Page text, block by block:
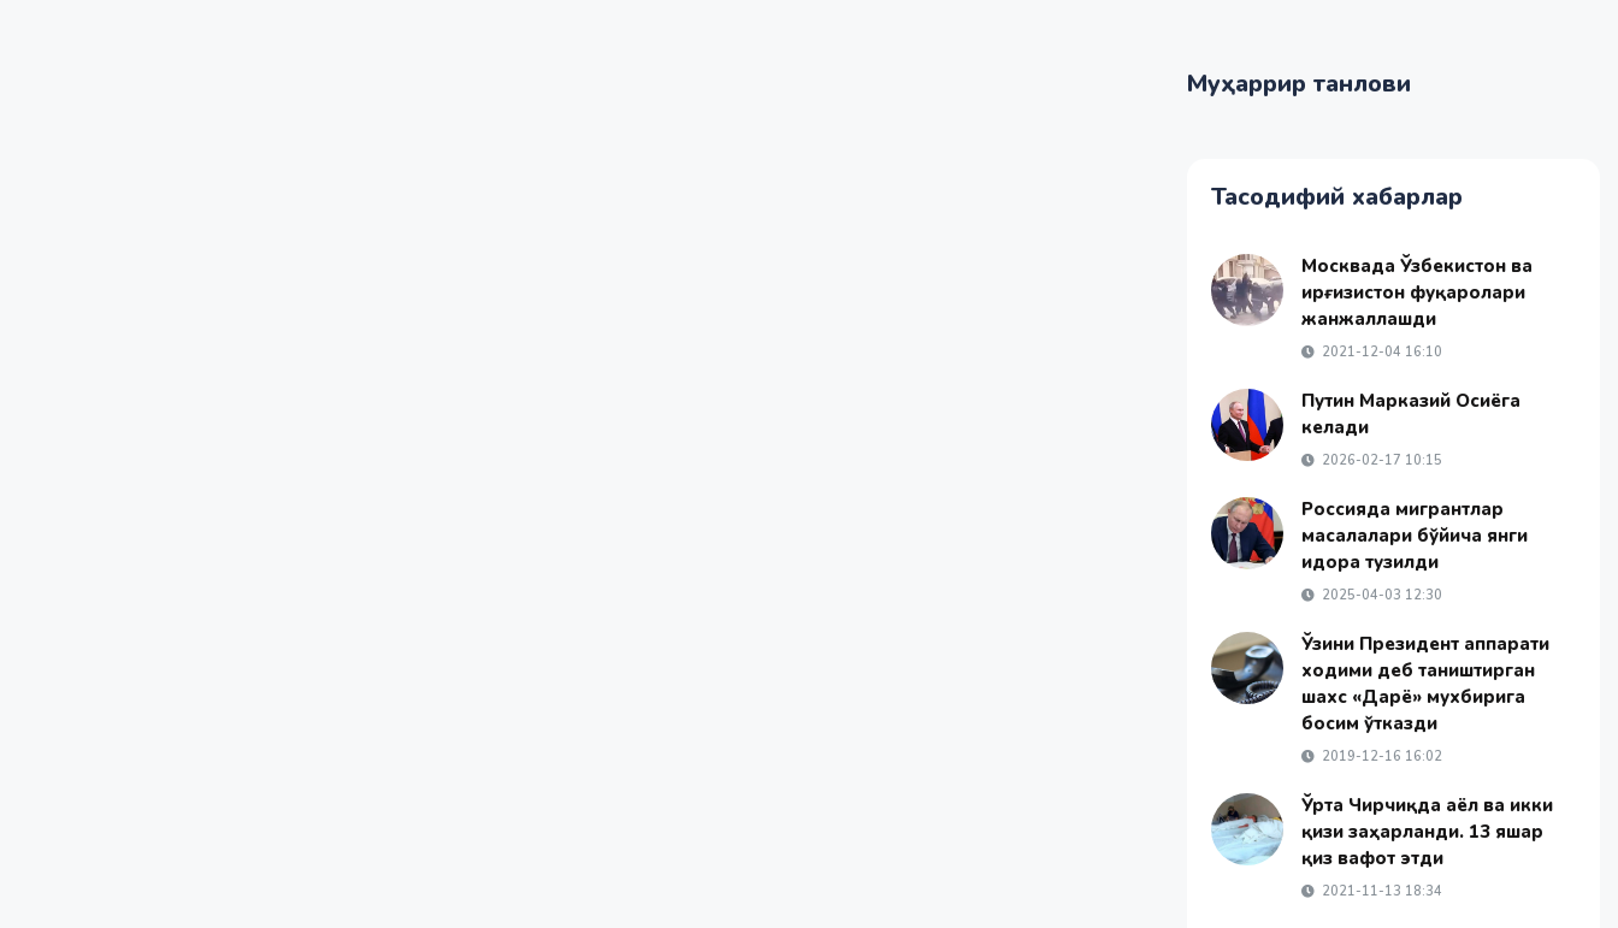
Муҳаррир танлови
Тасодифий хабарлар
Москвада Ўзбекистон ва
Қирғизистон фуқаролари
жанжаллашди
2021-12-04 16:10
Путин Марказий Осиёга
келади
2026-02-17 10:15
Россияда мигрантлар
масалалари бўйича янги
идора тузилди
2025-04-03 12:30
Ўзини Президент аппарати
ходими деб таништирган
шахс «Дарё» мухбирига
босим ўтказди
2019-12-16 16:02
Ўрта Чирчиқда аёл ва икки
қизи заҳарланди. 13 яшар
қиз вафот этди
2021-11-13 18:34